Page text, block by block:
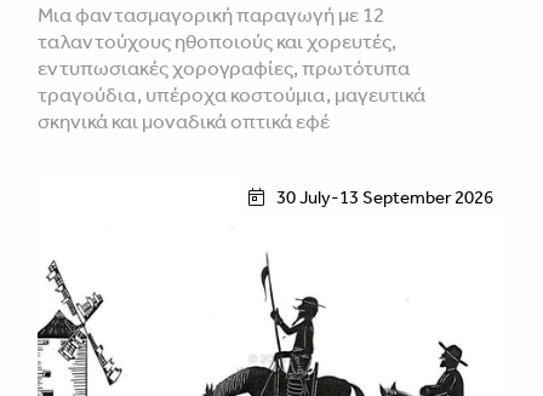
Μια φαντασμαγορική παραγωγή με 12
ταλαντούχους ηθοποιούς και χορευτές,
εντυπωσιακές χορογραφίες, πρωτότυπα
τραγούδια, υπέροχα κοστούμια, μαγευτικά
σκηνικά και μοναδικά οπτικά εφέ
30 July-13 September 2026